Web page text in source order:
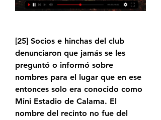
[25]​ Socios e hinchas del club
denunciaron que jamás se les
preguntó o informó sobre
nombres para el lugar que en ese
entonces solo era conocido como
Mini Estadio de Calama. El
nombre del recinto no fue del